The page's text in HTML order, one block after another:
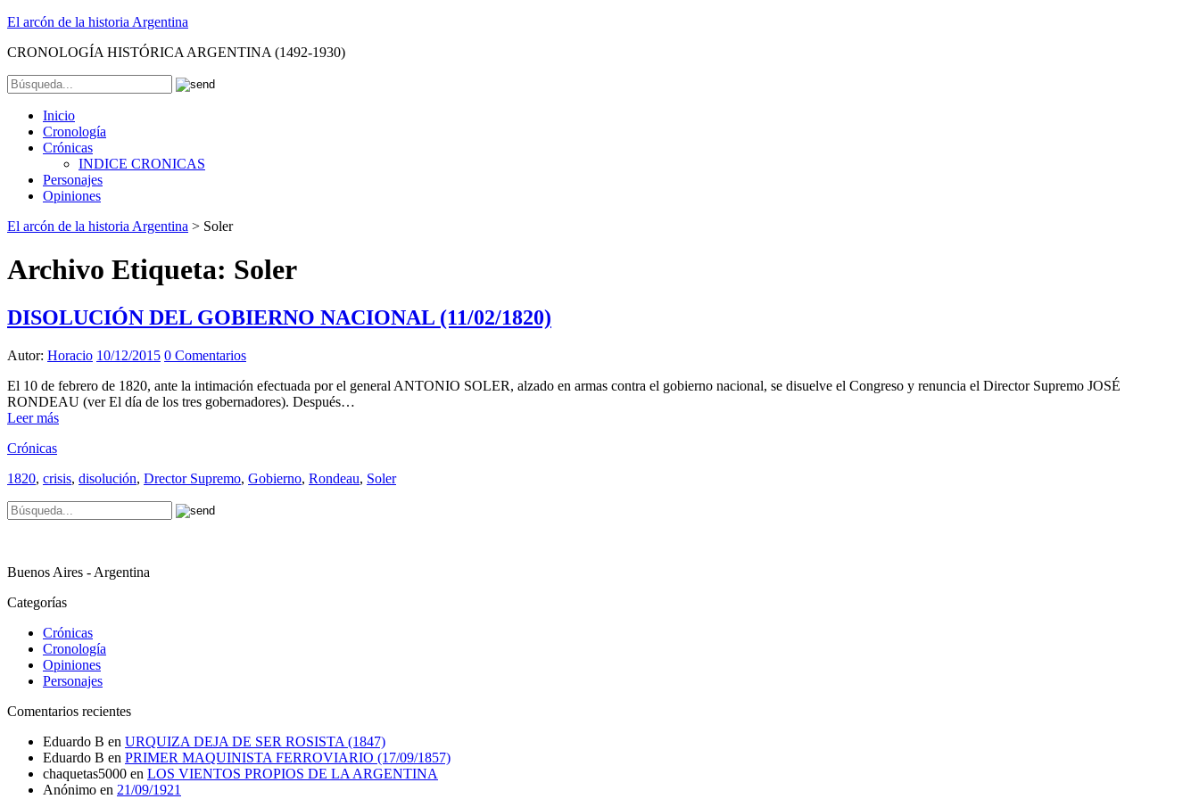
El arcón de la historia Argentina
CRONOLOGÍA HISTÓRICA ARGENTINA (1492-1930)
Inicio
Cronología
Crónicas
INDICE CRONICAS
Personajes
Opiniones
El arcón de la historia Argentina > Soler
Archivo Etiqueta: Soler
DISOLUCIÓN DEL GOBIERNO NACIONAL (11/02/1820)
Autor: Horacio 10/12/2015 0 Comentarios
El 10 de febrero de 1820, ante la intimación efectuada por el general ANTONIO SOLER, alzado en armas contra el gobierno nacional, se disuelve el Congreso y renuncia el Director Supremo JOSÉ
RONDEAU (ver El día de los tres gobernadores). Después…
Leer más
Crónicas
1820, crisis, disolución, Drector Supremo, Gobierno, Rondeau, Soler
Buenos Aires - Argentina
Categorías
Crónicas
Cronología
Opiniones
Personajes
Comentarios recientes
Eduardo B en URQUIZA DEJA DE SER ROSISTA (1847)
Eduardo B en PRIMER MAQUINISTA FERROVIARIO (17/09/1857)
chaquetas5000 en LOS VIENTOS PROPIOS DE LA ARGENTINA
Anónimo en 21/09/1921